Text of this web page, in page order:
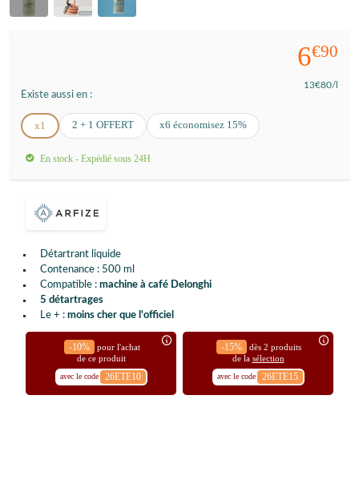
Détartrant liquide
Contenance : 500 ml
Compatible : machine à café Delonghi
5 détartrages
Le + : moins cher que l'officiel
-10%
pour l'achat
de ce produit
avec le code 26ETE10
-15%
dès 2 produits
de la sélection
avec le code 26ETE15
6€90
13€80/l
Existe aussi en :
x1 2 + 1 OFFERT x6 économisez 15%
En stock - Expédié sous 24H